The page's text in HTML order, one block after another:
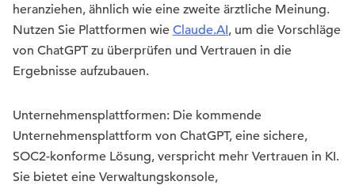
heranziehen, ähnlich wie eine zweite ärztliche Meinung.
Nutzen Sie Plattformen wie Claude.AI, um die Vorschläge
von ChatGPT zu überprüfen und Vertrauen in die
Ergebnisse aufzubauen.
Unternehmensplattformen: Die kommende
Unternehmensplattform von ChatGPT, eine sichere,
SOC2-konforme Lösung, verspricht mehr Vertrauen in KI.
Sie bietet eine Verwaltungskonsole,